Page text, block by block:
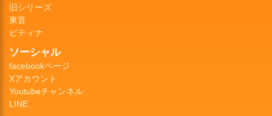
旧シリーズ
東音
ピティナ
ソーシャル
facebookページ
Xアカウント
Youtubeチャンネル
LINE